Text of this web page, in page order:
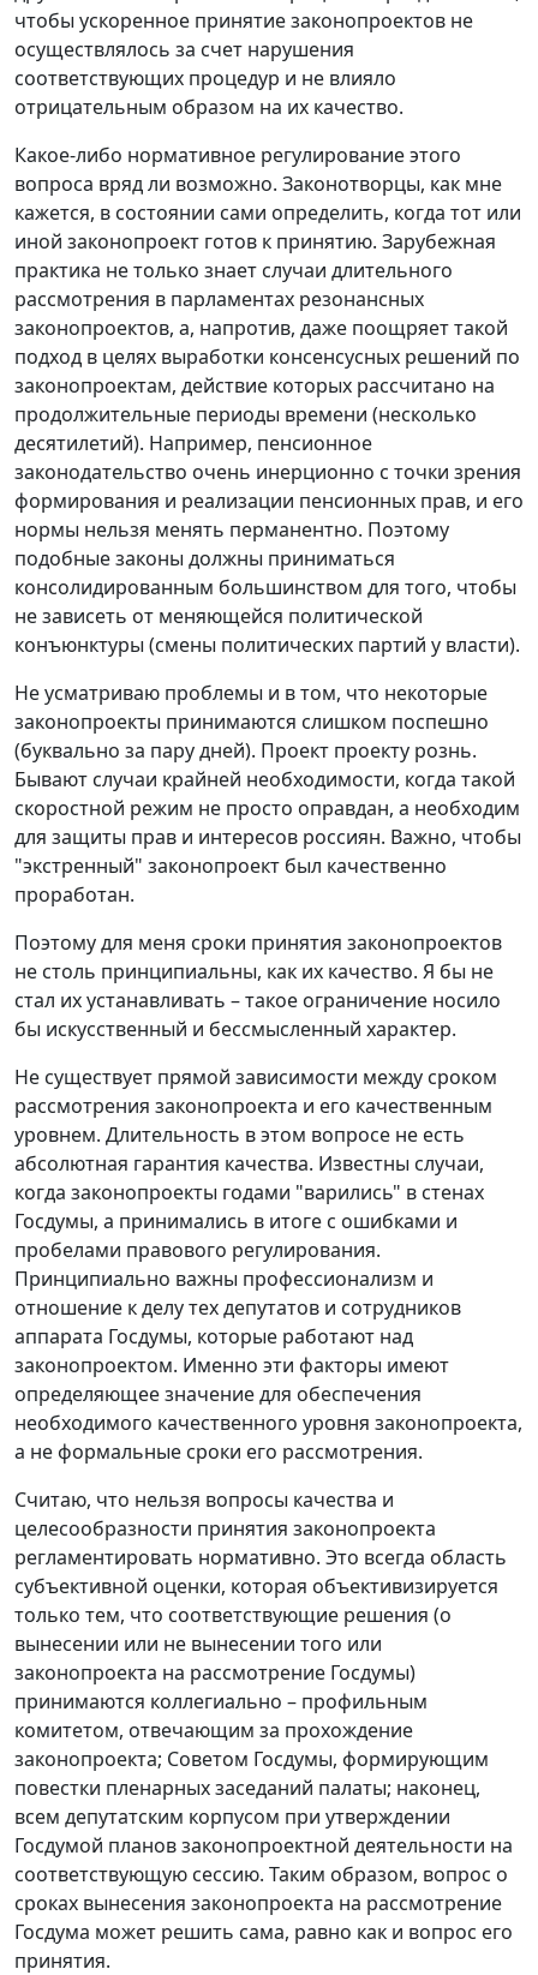
чтобы ускоренное принятие законопроектов не
осуществлялось за счет нарушения
соответствующих процедур и не влияло
отрицательным образом на их качество.
Какое-либо нормативное регулирование этого
вопроса вряд ли возможно. Законотворцы, как мне
кажется, в состоянии сами определить, когда тот или
иной законопроект готов к принятию. Зарубежная
практика не только знает случаи длительного
рассмотрения в парламентах резонансных
законопроектов, а, напротив, даже поощряет такой
подход в целях выработки консенсусных решений по
законопроектам, действие которых рассчитано на
продолжительные периоды времени (несколько
десятилетий). Например, пенсионное
законодательство очень инерционно с точки зрения
формирования и реализации пенсионных прав, и его
нормы нельзя менять перманентно. Поэтому
подобные законы должны приниматься
консолидированным большинством для того, чтобы
не зависеть от меняющейся политической
конъюнктуры (смены политических партий у власти).
Не усматриваю проблемы и в том, что некоторые
законопроекты принимаются слишком поспешно
(буквально за пару дней). Проект проекту рознь.
Бывают случаи крайней необходимости, когда такой
скоростной режим не просто оправдан, а необходим
для защиты прав и интересов россиян. Важно, чтобы
"экстренный" законопроект был качественно
проработан.
Поэтому для меня сроки принятия законопроектов
не столь принципиальны, как их качество. Я бы не
стал их устанавливать – такое ограничение носило
бы искусственный и бессмысленный характер.
Не существует прямой зависимости между сроком
рассмотрения законопроекта и его качественным
уровнем. Длительность в этом вопросе не есть
абсолютная гарантия качества. Известны случаи,
когда законопроекты годами "варились" в стенах
Госдумы, а принимались в итоге с ошибками и
пробелами правового регулирования.
Принципиально важны профессионализм и
отношение к делу тех депутатов и сотрудников
аппарата Госдумы, которые работают над
законопроектом. Именно эти факторы имеют
определяющее значение для обеспечения
необходимого качественного уровня законопроекта,
а не формальные сроки его рассмотрения.
Считаю, что нельзя вопросы качества и
целесообразности принятия законопроекта
регламентировать нормативно. Это всегда область
субъективной оценки, которая объективизируется
только тем, что соответствующие решения (о
вынесении или не вынесении того или
законопроекта на рассмотрение Госдумы)
принимаются коллегиально – профильным
комитетом, отвечающим за прохождение
законопроекта; Советом Госдумы, формирующим
повестки пленарных заседаний палаты; наконец,
всем депутатским корпусом при утверждении
Госдумой планов законопроектной деятельности на
соответствующую сессию. Таким образом, вопрос о
сроках вынесения законопроекта на рассмотрение
Госдума может решить сама, равно как и вопрос его
принятия.